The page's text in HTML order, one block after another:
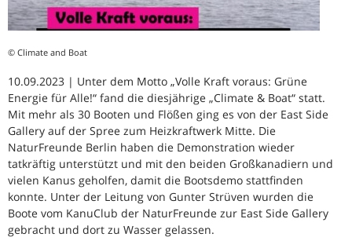
© Climate and Boat
10.09.2023 | Unter dem Motto „Volle Kraft voraus: Grüne
Energie für Alle!“ fand die diesjährige „Climate & Boat“ statt.
Mit mehr als 30 Booten und Flößen ging es von der East Side
Gallery auf der Spree zum Heizkraftwerk Mitte. Die
NaturFreunde Berlin haben die Demonstration wieder
tatkräftig unterstützt und mit den beiden Großkanadiern und
vielen Kanus geholfen, damit die Bootsdemo stattfinden
konnte. Unter der Leitung von Gunter Strüven wurden die
Boote vom KanuClub der NaturFreunde zur East Side Gallery
gebracht und dort zu Wasser gelassen.